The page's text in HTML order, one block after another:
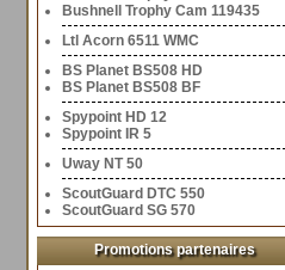
Bushnell Trophy Cam 119435
Ltl Acorn 6511 WMC
BS Planet BS508 HD
BS Planet BS508 BF
Spypoint HD 12
Spypoint IR 5
Uway NT 50
ScoutGuard DTC 550
ScoutGuard SG 570
Promotions partenaires